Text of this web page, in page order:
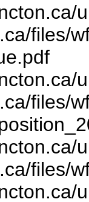
files/
files/
files/